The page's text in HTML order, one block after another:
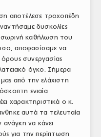
αποτέλεσε τροχοπέδη
δυσκολίες
καθήλωση του
αποφασίσαμε να
συνεργασίας
όγκο. Σήμερα
από την ελάχιστη
ενιαία
χαρακτηριστικά ο κ.
αυτά τα τελευταία
ανάγκη να κάνει
για την περίπτωση